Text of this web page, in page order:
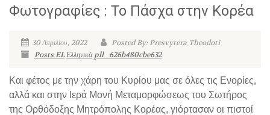
Φωτογραφίες : Το Πάσχα στην Κορέα
30 Απριλίου, 2022
Posted By: Presvytera Theodoti
Posts ELΕλληνικά pll_626b480cbe632
Και φέτος με την χάρη του Κυρίου μας σε όλες τις Ενορίες,
αλλά και στην Ιερά Μονή Μεταμορφώσεως του Σωτήρος
της Ορθόδοξης Μητρόπολης Κορέας, γιόρτασαν οι πιστοί